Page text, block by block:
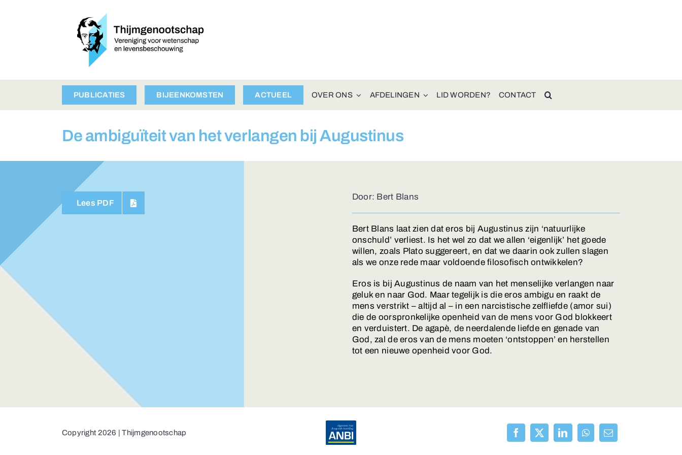
PUBLICATIES BIJEENKOMSTEN ACTUEEL OVER ONS AFDELINGEN LID WORDEN? CONTACT
De ambiguïteit van het verlangen bij Augustinus
Lees PDF
Door: Bert Blans
Bert Blans laat zien dat eros bij Augustinus zijn ‘natuurlijke
onschuld’ verliest. Is het wel zo dat we allen ‘eigenlijk’ het goede
willen, zoals Plato suggereert, en dat we daarin ook zullen slagen
als we onze rede maar voldoende filosofisch ontwikkelen?
Eros is bij Augustinus de naam van het menselijke verlangen naar
geluk en naar God. Maar tegelijk is die eros ambigu en raakt de
mens verstrikt – altijd al – in een narcistische zelfliefde (amor sui)
die de oorspronkelijke openheid van de mens voor God blokkeert
en verduistert. De agapè, de neerdalende liefde en genade van
God, zal de eros van de mens moeten ‘ontstoppen’ en herstellen
tot een nieuwe openheid voor God.
Copyright 2026 | Thijmgenootschap